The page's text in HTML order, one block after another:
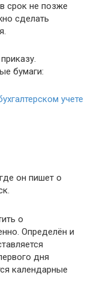
срок не позже
сделать
бумаги:
учете
он пишет о
о
Определён и
дня
календарные